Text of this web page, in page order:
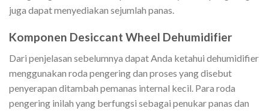
juga dapat menyediakan sejumlah panas.
Komponen Desiccant Wheel Dehumidifier
Dari penjelasan sebelumnya dapat Anda ketahui dehumidifier
menggunakan roda pengering dan proses yang disebut
penyerapan ditambah pemanas internal kecil. Para roda
pengering inilah yang berfungsi sebagai penukar panas dan